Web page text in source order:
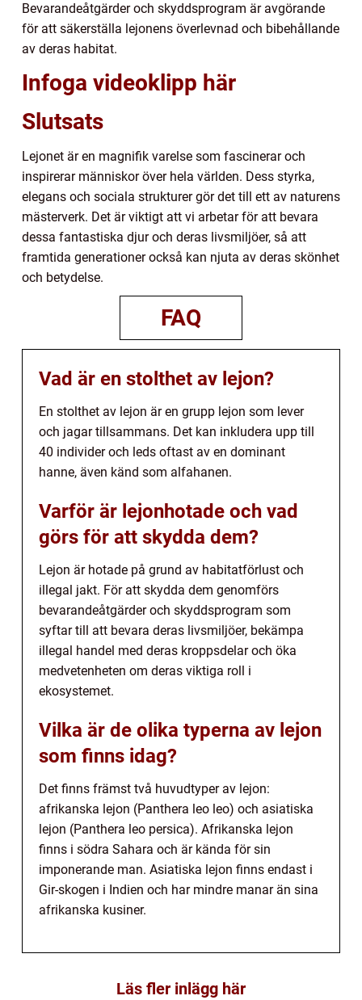
Bevarandeåtgärder och skyddsprogram är avgörande
för att säkerställa lejonens överlevnad och bibehållande
av deras habitat.
Infoga videoklipp här
Slutsats
Lejonet är en magnifik varelse som fascinerar och
inspirerar människor över hela världen. Dess styrka,
elegans och sociala strukturer gör det till ett av naturens
mästerverk. Det är viktigt att vi arbetar för att bevara
dessa fantastiska djur och deras livsmiljöer, så att
framtida generationer också kan njuta av deras skönhet
och betydelse.
FAQ
Vad är en stolthet av lejon?
En stolthet av lejon är en grupp lejon som lever
och jagar tillsammans. Det kan inkludera upp till
40 individer och leds oftast av en dominant
hanne, även känd som alfahanen.
Varför är lejonhotade och vad
görs för att skydda dem?
Lejon är hotade på grund av habitatförlust och
illegal jakt. För att skydda dem genomförs
bevarandeåtgärder och skyddsprogram som
syftar till att bevara deras livsmiljöer, bekämpa
illegal handel med deras kroppsdelar och öka
medvetenheten om deras viktiga roll i
ekosystemet.
Vilka är de olika typerna av lejon
som finns idag?
Det finns främst två huvudtyper av lejon:
afrikanska lejon (Panthera leo leo) och asiatiska
lejon (Panthera leo persica). Afrikanska lejon
finns i södra Sahara och är kända för sin
imponerande man. Asiatiska lejon finns endast i
Gir-skogen i Indien och har mindre manar än sina
afrikanska kusiner.
Läs fler inlägg här